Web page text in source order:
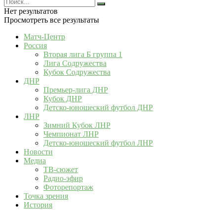
Нет результатов
Просмотреть все результаты
Матч-Центр
Россия
Вторая лига Б группа 1
Лига Содружества
Кубок Содружества
ДНР
Премьер-лига ДНР
Кубок ДНР
Детско-юношеский футбол ДНР
ЛНР
Зимний Кубок ЛНР
Чемпионат ЛНР
Детско-юношеский футбол ЛНР
Новости
Медиа
ТВ-сюжет
Радио-эфир
Фоторепортаж
Точка зрения
История